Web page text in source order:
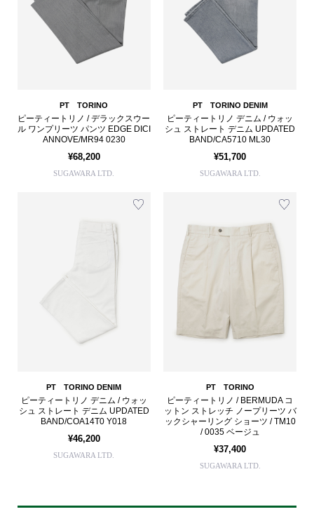
PT TORINO
ピーティートリノ / デラックスウー
ル ワンプリーツ パンツ EDGE DICI
ANNOVE/MR94 0230
¥68,200
SUGAWARA LTD.
PT TORINO DENIM
ピーティートリノ デニム / ウォッ
シュ ストレート デニム UPDATED
BAND/CA5710 ML30
¥51,700
SUGAWARA LTD.
PT TORINO DENIM
ピーティートリノ デニム / ウォッ
シュ ストレート デニム UPDATED
BAND/COA14T0 Y018
¥46,200
SUGAWARA LTD.
PT TORINO
ピーティートリノ / BERMUDA コ
ットン ストレッチ ノープリーツ バ
ックシャーリング ショーツ / TM10
/ 0035 ベージュ
¥37,400
SUGAWARA LTD.